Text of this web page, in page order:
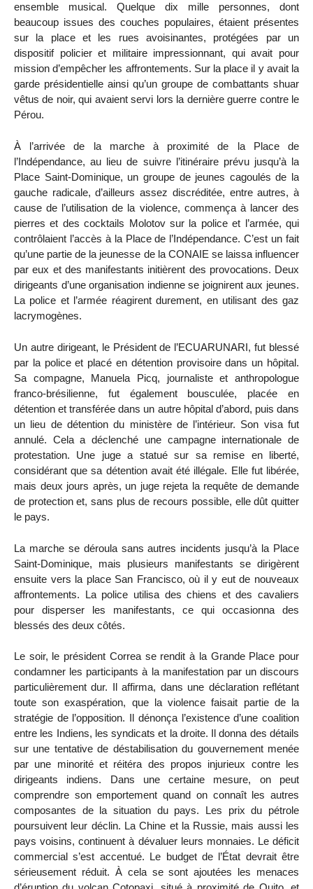
ensemble musical. Quelque dix mille personnes, dont
beaucoup issues des couches populaires, étaient présentes
sur la place et les rues avoisinantes, protégées par un
dispositif policier et militaire impressionnant, qui avait pour
mission d’empêcher les affrontements. Sur la place il y avait la
garde présidentielle ainsi qu’un groupe de combattants shuar
vêtus de noir, qui avaient servi lors la dernière guerre contre le
Pérou.
À l’arrivée de la marche à proximité de la Place de
l’Indépendance, au lieu de suivre l’itinéraire prévu jusqu’à la
Place Saint-Dominique, un groupe de jeunes cagoulés de la
gauche radicale, d’ailleurs assez discréditée, entre autres, à
cause de l’utilisation de la violence, commença à lancer des
pierres et des cocktails Molotov sur la police et l’armée, qui
contrôlaient l’accès à la Place de l’Indépendance. C’est un fait
qu’une partie de la jeunesse de la CONAIE se laissa influencer
par eux et des manifestants initièrent des provocations. Deux
dirigeants d’une organisation indienne se joignirent aux jeunes.
La police et l’armée réagirent durement, en utilisant des gaz
lacrymogènes.
Un autre dirigeant, le Président de l’ECUARUNARI, fut blessé
par la police et placé en détention provisoire dans un hôpital.
Sa compagne, Manuela Picq, journaliste et anthropologue
franco-brésilienne, fut également bousculée, placée en
détention et transférée dans un autre hôpital d’abord, puis dans
un lieu de détention du ministère de l’intérieur. Son visa fut
annulé. Cela a déclenché une campagne internationale de
protestation. Une juge a statué sur sa remise en liberté,
considérant que sa détention avait été illégale. Elle fut libérée,
mais deux jours après, un juge rejeta la requête de demande
de protection et, sans plus de recours possible, elle dût quitter
le pays.
La marche se déroula sans autres incidents jusqu’à la Place
Saint-Dominique, mais plusieurs manifestants se dirigèrent
ensuite vers la place San Francisco, où il y eut de nouveaux
affrontements. La police utilisa des chiens et des cavaliers
pour disperser les manifestants, ce qui occasionna des
blessés des deux côtés.
Le soir, le président Correa se rendit à la Grande Place pour
condamner les participants à la manifestation par un discours
particulièrement dur. Il affirma, dans une déclaration reflétant
toute son exaspération, que la violence faisait partie de la
stratégie de l’opposition. Il dénonça l’existence d’une coalition
entre les Indiens, les syndicats et la droite. Il donna des détails
sur une tentative de déstabilisation du gouvernement menée
par une minorité et réitéra des propos injurieux contre les
dirigeants indiens. Dans une certaine mesure, on peut
comprendre son emportement quand on connaît les autres
composantes de la situation du pays. Les prix du pétrole
poursuivent leur déclin. La Chine et la Russie, mais aussi les
pays voisins, continuent à dévaluer leurs monnaies. Le déficit
commercial s’est accentué. Le budget de l’État devrait être
sérieusement réduit. À cela se sont ajoutées les menaces